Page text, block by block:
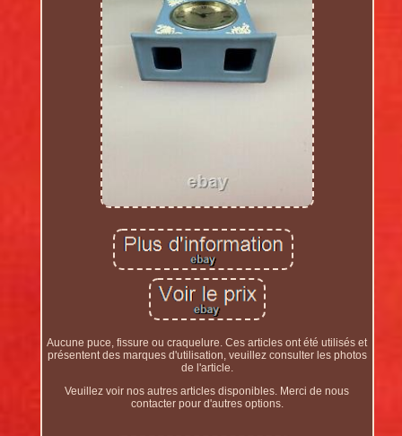
Aucune puce, fissure ou craquelure. Ces articles ont été utilisés et
présentent des marques d'utilisation, veuillez consulter les photos
de l'article.
Veuillez voir nos autres articles disponibles. Merci de nous
contacter pour d'autres options.